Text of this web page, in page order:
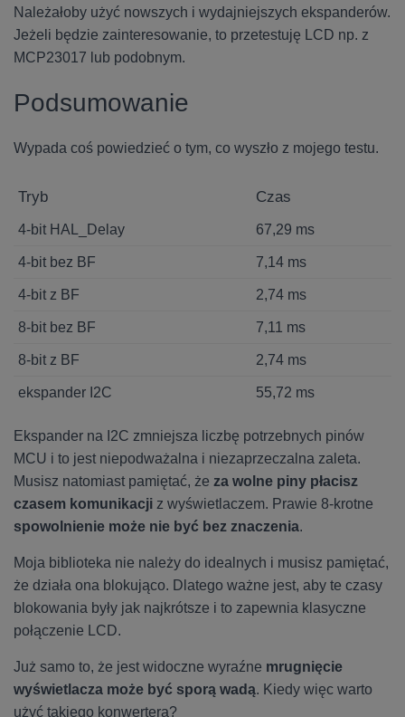
Należałoby użyć nowszych i wydajniejszych ekspanderów.
Jeżeli będzie zainteresowanie, to przetestuję LCD np. z
MCP23017 lub podobnym.
Podsumowanie
Wypada coś powiedzieć o tym, co wyszło z mojego testu.
Tryb Czas
4-bit HAL_Delay 67,29 ms
4-bit bez BF 7,14 ms
4-bit z BF 2,74 ms
8-bit bez BF 7,11 ms
8-bit z BF 2,74 ms
ekspander I2C 55,72 ms
Ekspander na I2C zmniejsza liczbę potrzebnych pinów
MCU i to jest niepodważalna i niezaprzeczalna zaleta.
Musisz natomiast pamiętać, że za wolne piny płacisz
czasem komunikacji z wyświetlaczem. Prawie 8-krotne
spowolnienie może nie być bez znaczenia.
Moja biblioteka nie należy do idealnych i musisz pamiętać,
że działa ona blokująco. Dlatego ważne jest, aby te czasy
blokowania były jak najkrótsze i to zapewnia klasyczne
połączenie LCD.
Już samo to, że jest widoczne wyraźne mrugnięcie
wyświetlacza może być sporą wadą. Kiedy więc warto
użyć takiego konwertera?